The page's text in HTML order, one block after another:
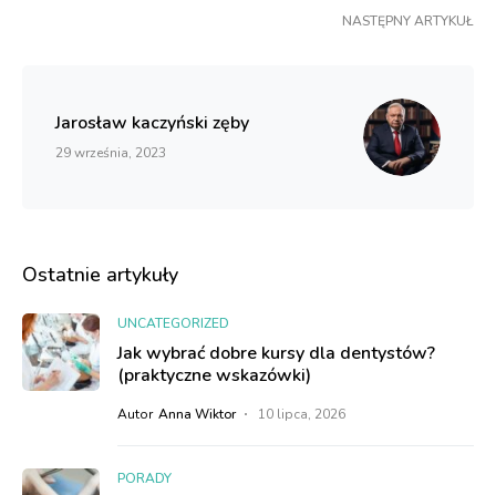
NASTĘPNY ARTYKUŁ
Jarosław kaczyński zęby
29 września, 2023
Ostatnie artykuły
UNCATEGORIZED
Jak wybrać dobre kursy dla dentystów?
(praktyczne wskazówki)
Autor Anna Wiktor 10 lipca, 2026
PORADY